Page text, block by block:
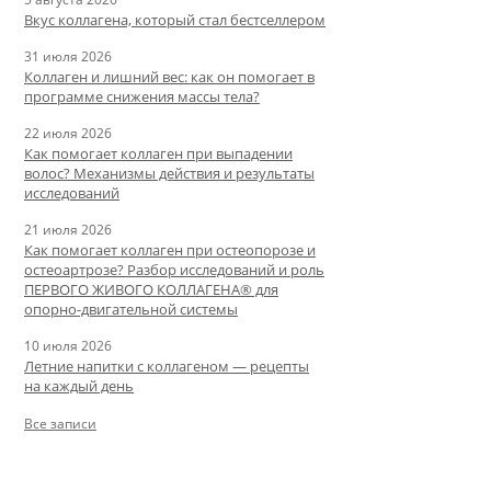
Вкус коллагена, который стал бестселлером
31 июля 2026
Коллаген и лишний вес: как он помогает в
программе снижения массы тела?
22 июля 2026
Как помогает коллаген при выпадении
волос? Механизмы действия и результаты
исследований
21 июля 2026
Как помогает коллаген при остеопорозе и
остеоартрозе? Разбор исследований и роль
ПЕРВОГО ЖИВОГО КОЛЛАГЕНА® для
опорно-двигательной системы
10 июля 2026
Летние напитки с коллагеном — рецепты
на каждый день
Все записи